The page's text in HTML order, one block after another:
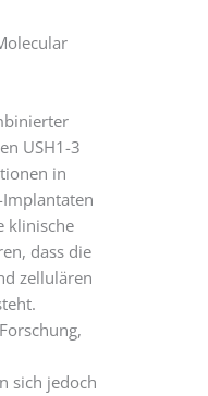
USH1-3
in
klinische
dass die
zellulären
sich jedoch